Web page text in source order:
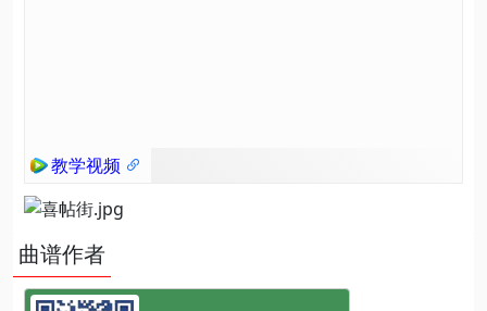
教学视频
曲谱作者